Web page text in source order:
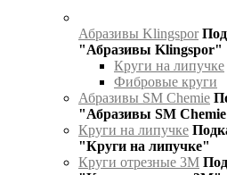
Абразивы Klingspor
"Абразивы Klingspor"
Круги на липучке
Фибровые круги
Абразивы SM Chemie
"Абразивы SM
Круги на липучке
"Круги на липучке"
Круги отрезные 3М